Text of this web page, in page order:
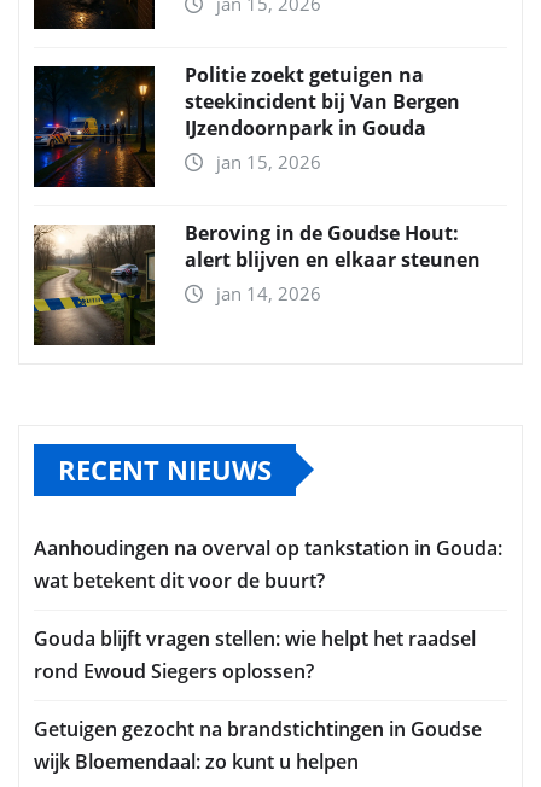
Politie zoekt getuigen na
steekincident bij Van Bergen
IJzendoornpark in Gouda
jan 15, 2026
Beroving in de Goudse Hout:
alert blijven en elkaar steunen
jan 14, 2026
RECENT NIEUWS
Aanhoudingen na overval op tankstation in Gouda:
wat betekent dit voor de buurt?
Gouda blijft vragen stellen: wie helpt het raadsel
rond Ewoud Siegers oplossen?
Getuigen gezocht na brandstichtingen in Goudse
wijk Bloemendaal: zo kunt u helpen